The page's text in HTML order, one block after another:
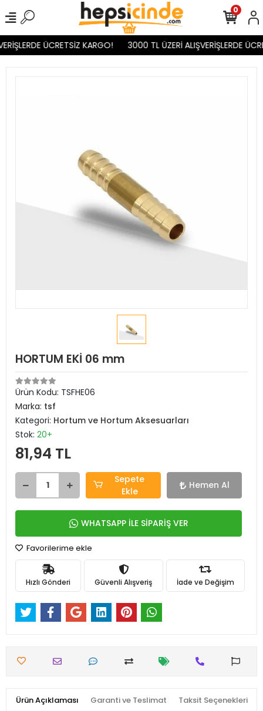
ÜCRETSİZ KARGO! 3000 TL ÜZERİ ALIŞVERİŞLERDE
0
HORTUM EKİ 06 mm
Ürün Kodu: TSFHE06
Marka: tsf
Kategori: Hortum ve Hortum Aksesuarları
Stok: 20+
81,94 TL
Sepete
Ekle
Hemen Al
WHATSAPP İLE SİPARİŞ VER
Favorilerime ekle
Hızlı Gönderi Güvenli Alışveriş İade ve Değişim
Ürün Açıklaması Garanti ve Teslimat Taksit Seçenekleri